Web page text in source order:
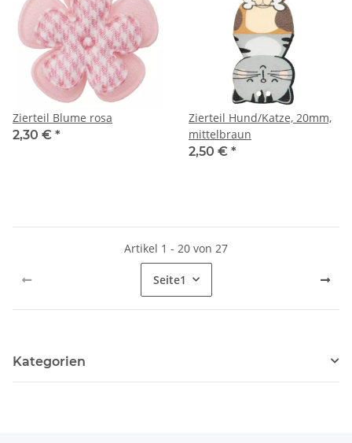
Zierteil Blume rosa
2,30 € *
Zierteil Hund/Katze, 20mm,
mittelbraun
2,50 € *
Artikel 1 - 20 von 27
Seite1
Kategorien